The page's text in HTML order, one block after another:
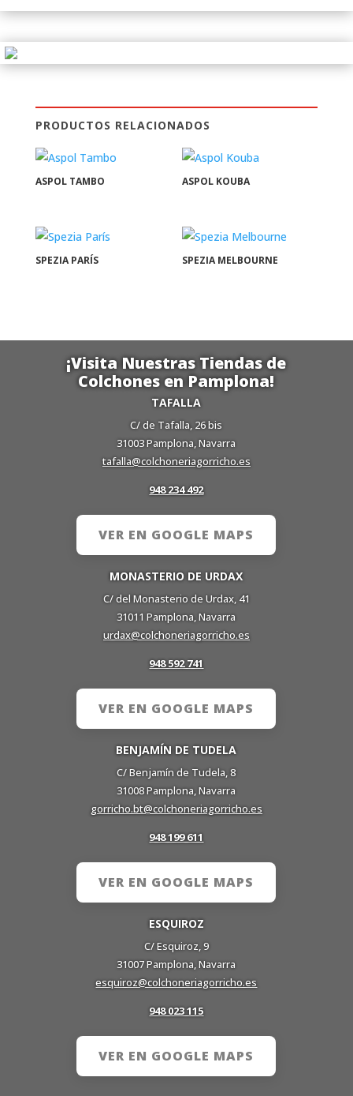
PRODUCTOS RELACIONADOS
ASPOL TAMBO ASPOL KOUBA
SPEZIA PARÍS SPEZIA MELBOURNE
¡Visita Nuestras Tiendas de
Colchones en Pamplona!
TAFALLA
C/ de Tafalla, 26 bis
31003 Pamplona, Navarra
tafalla@colchoneriagorricho.es
948 234 492
VER EN GOOGLE MAPS
MONASTERIO DE URDAX
C/ del Monasterio de Urdax, 41
31011 Pamplona, Navarra
urdax@colchoneriagorricho.es
948 592 741
VER EN GOOGLE MAPS
BENJAMÍN DE TUDELA
C/ Benjamín de Tudela, 8
31008 Pamplona, Navarra
gorricho.bt@colchoneriagorricho.es
948 199 611
VER EN GOOGLE MAPS
ESQUIROZ
C/ Esquiroz, 9
31007 Pamplona, Navarra
esquiroz@colchoneriagorricho.es
948 023 115
VER EN GOOGLE MAPS